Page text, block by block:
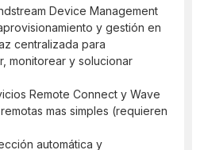
Device Management
y gestión en
centralizada para
monitorear y solucionar
Remote Connect y Wave
mas simples (requieren
automática y